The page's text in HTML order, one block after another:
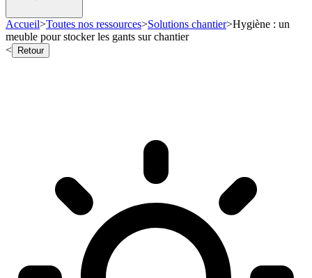
Accueil>Toutes nos ressources>Solutions chantier>Hygiène : un
meuble pour stocker les gants sur chantier
<
Retour